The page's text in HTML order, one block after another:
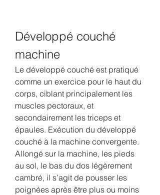
Développé couché
machine
Le développé couché est pratiqué
comme un exercice pour le haut du
corps, ciblant principalement les
muscles pectoraux, et
secondairement les triceps et
épaules. Exécution du développé
couché à la machine convergente.
Allongé sur la machine, les pieds
au sol, le bas du dos légèrement
cambré, il s’agit de pousser les
poignées après être plus ou moins